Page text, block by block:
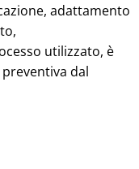
adattamento
utilizzato, è
dal